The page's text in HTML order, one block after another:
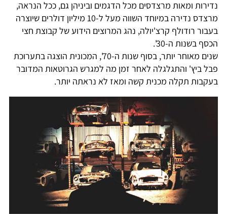
נדירות ומאות מרצדסים מכל הדגמים וביניהן גם, ככל הנראה,
מרצדס נדירה במיוחד השווה מעל ל-10 מיליון דולרים שיוצרה
בעבור רודולף קרצ'יולה, נהג המרוצים הידוע של קבוצת חצי
הכסף בשנות ה-30'.
שנים מאוחר יותר, בסוף שנות ה-70', המכונית הוצגה בתערוכת
פבל ביץ' והתגלגלה לאחר זמן מה למגרש הגרוטאות המדובר
בעקבות תקלה מכנית קשה ומאז לא נראתה יותר.